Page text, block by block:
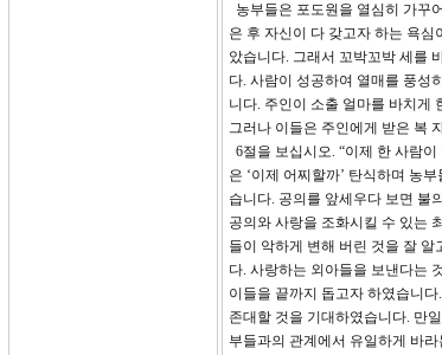
농부들은 포도원을 열심히 가꾸
은 후 자신이 다 갖고자 하는 욕
았습니다. 그래서 꼬박꼬박 세를
다. 사람이 성공하여 열매를 풍성
니다. 주인이 소출 얼마를 바치게
그러나 이들은 주인에게 받은 복
6절을 보십시오. “이제 한 사람
은 ‘이제 어찌할까’ 탄식하며 농
습니다. 공의를 앞세우다 보면 불
공의와 사랑을 조화시킬 수 있는
들이 악하게 변해 버린 것을 잘
다. 사랑하는 외아들을 보낸다는
이들을 끝까지 돕고자 하였습니
존대할 것을 기대하였습니다. 만
부들과의 관계에서 유일하게 바